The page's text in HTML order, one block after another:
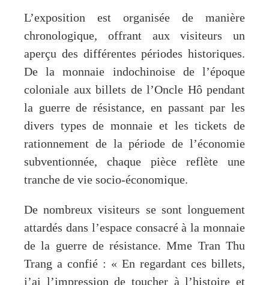
L’exposition est organisée de manière
chronologique, offrant aux visiteurs un
aperçu des différentes périodes historiques.
De la monnaie indochinoise de l’époque
coloniale aux billets de l’Oncle Hô pendant
la guerre de résistance, en passant par les
divers types de monnaie et les tickets de
rationnement de la période de l’économie
subventionnée, chaque pièce reflète une
tranche de vie socio-économique.
De nombreux visiteurs se sont longuement
attardés dans l’espace consacré à la monnaie
de la guerre de résistance. Mme Tran Thu
Trang a confié : « En regardant ces billets,
j’ai l’impression de toucher à l’histoire et